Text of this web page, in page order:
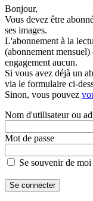
Bonjour,
Vous devez être
ses images.
L'abonnement à la
(abonnement
engagement aucun.
Si vous avez déjà un
via le formulaire ci-
Sinon, vous pouvez
Nom d'utilisateur ou
Mot de passe
Se souvenir de moi